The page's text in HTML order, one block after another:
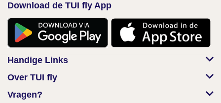
Download de TUI fly App
Handige Links
Over TUI fly
Vragen?